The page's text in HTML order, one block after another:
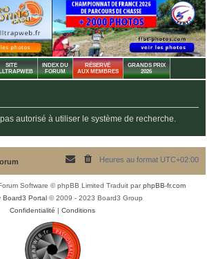
SITE
INDEX DU
FORUM
RÉSERVÉ
AUX MEMBRES
GRANDS PRIX
2026
autorisé à utiliser le système de recherche.
Heures au format UTC+02:00
Software © phpBB Limited Traduit parphpBB-fr.com
Board3 Portal© 2009 - 2023 Board3 Group
Confidentialité | Conditions